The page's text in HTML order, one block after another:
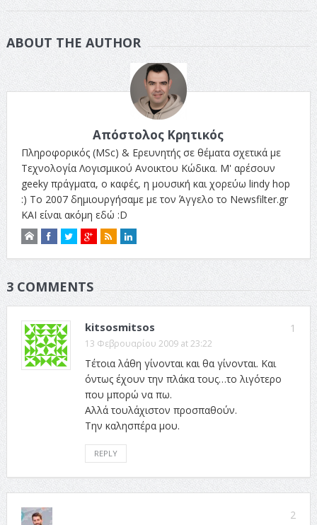
ABOUT THE AUTHOR
Απόστολος Κρητικός
Πληροφορικός (MSc) & Ερευνητής σε θέματα σχετικά με
Τεχνολογία Λογισμικού Ανοικτου Κώδικα. Μ' αρέσουν
geeky πράγματα, ο καφές, η μουσική και χορεύω lindy hop
:) Το 2007 δημιουργήσαμε με τον Άγγελο το Newsfilter.gr
ΚΑΙ είναι ακόμη εδώ :D
3 COMMENTS
1
kitsosmitsos
13 Φεβρουαρίου 2009 at 23:22
Τέτοια λάθη γίνονται και θα γίνονται. Και
όντως έχουν την πλάκα τους…το λιγότερο
που μπορώ να πω.
Αλλά τουλάχιστον προσπαθούν.
Την καλησπέρα μου.
REPLY
2